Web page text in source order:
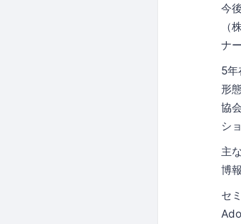
今
（
ナ
5年
形
協
シ
主
博
セ